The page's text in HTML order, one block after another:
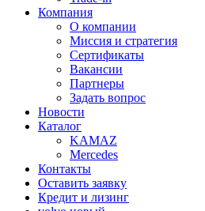
Компания
О компании
Миссия и стратегия
Сертификаты
Вакансии
Партнеры
Задать вопрос
Новости
Каталог
KAMAZ
Mercedes
Контакты
Оставить заявку
Кредит и лизинг